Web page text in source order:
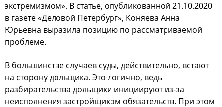
экстремизмом». В статье, опубликованной 21.10.2020
в газете «Деловой Петербург», Коняева Анна
Юрьевна выразила позицию по рассматриваемой
проблеме.
В большинстве случаев суды, действительно, встают
на сторону дольщика. Это логично, ведь
разбирательства дольщики инициируют из-за
неисполнения застройщиком обязательств. При этом